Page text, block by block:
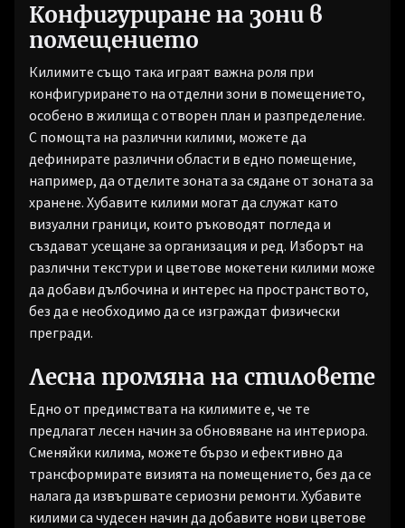
Конфигуриране на зони в
помещението
Килимите също така играят важна роля при
конфигурирането на отделни зони в помещението,
особено в жилища с отворен план и разпределение.
С помощта на различни килими, можете да
дефинирате различни области в едно помещение,
например, да отделите зоната за сядане от зоната за
хранене. Хубавите килими могат да служат като
визуални граници, които ръководят погледа и
създават усещане за организация и ред. Изборът на
различни текстури и цветове мокетени килими може
да добави дълбочина и интерес на пространството,
без да е необходимо да се изграждат физически
прегради.
Лесна промяна на стиловете
Едно от предимствата на килимите е, че те
предлагат лесен начин за обновяване на интериора.
Сменяйки килима, можете бързо и ефективно да
трансформирате визията на помещението, без да се
налага да извършвате сериозни ремонти. Хубавите
килими са чудесен начин да добавите нови цветове